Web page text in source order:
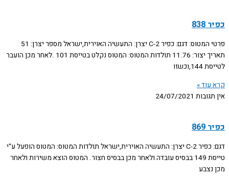
כפיר 838
פרטי המטוס: דגם: כפיר C-2 יצרן: התעשיה האוירית,ישראל מספר יצרן: 51
תאריך יצור: 11.76 תולדות המטוס: המטוס נקלט בטייסת 101 .לאחר מכן הועבר
לטייסת 144,וכשזו
קרא עוד »
אין תגובות 24/07/2021
כפיר 869
דגם: כפיר C-2 יצרן: התעשיה האוירית,ישראל תולדות המטוס: המטוס הופעל ע"י
טייסת 149 בבסיס עובדה ולאחר מכן בבסיס חצור. המטוס הוצא משירות ולאחר
מכן נצבע